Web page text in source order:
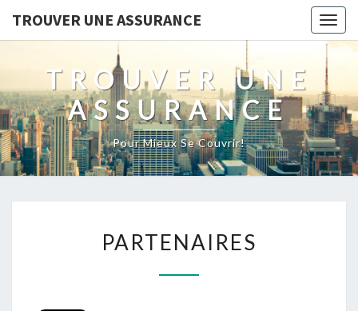
TROUVER UNE ASSURANCE
TROUVER UNE
ASSURANCE
Pour Mieux Se Couvrir!
PARTENAIRES